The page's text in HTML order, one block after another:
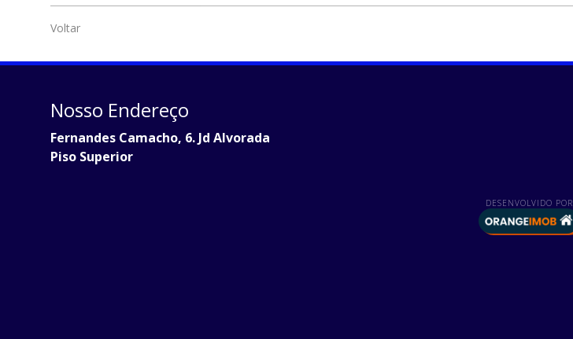
Voltar
Nosso Endereço
Fernandes Camacho, 6. Jd Alvorada
Piso Superior
DESENVOLVIDO POR